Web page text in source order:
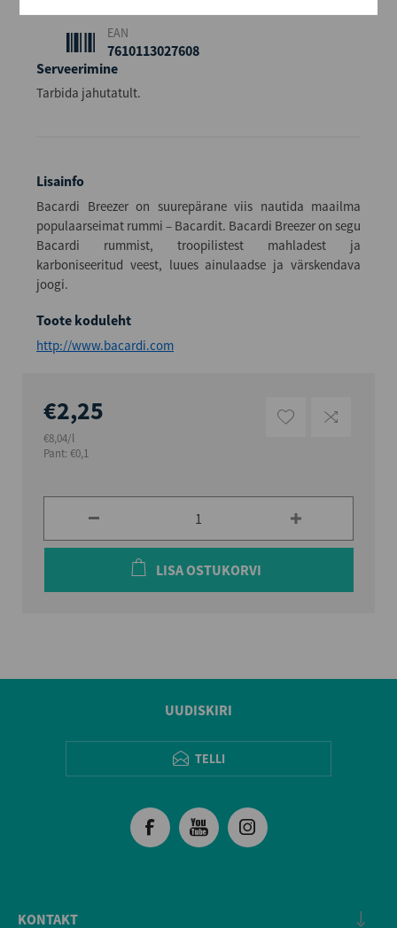
EAN
7610113027608
Serveerimine
Tarbida jahutatult.
Lisainfo
Bacardi Breezer on suurepärane viis nautida maailma
populaarseimat rummi – Bacardit. Bacardi Breezer on segu
Bacardi rummist, troopilistest mahladest ja
karboniseeritud veest, luues ainulaadse ja värskendava
joogi.
Toote koduleht
http://www.bacardi.com
€2,25
€8,04/l
Pant: €0,1
LISA OSTUKORVI
UUDISKIRI
TELLI
KONTAKT